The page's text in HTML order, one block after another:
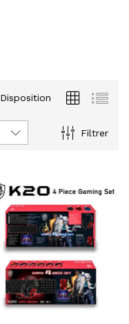
Disposition
Filtrer